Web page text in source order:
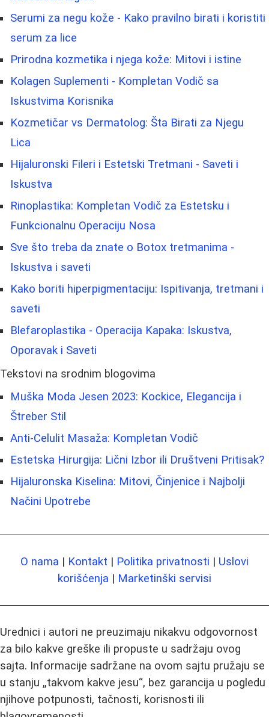
Serumi za negu kože - Kako pravilno birati i koristiti
serum za lice
Prirodna kozmetika i njega kože: Mitovi i istine
Kolagen Suplementi - Kompletan Vodič sa
Iskustvima Korisnika
Kozmetičar vs Dermatolog: Šta Birati za Njegu
Lica
Hijaluronski Fileri i Estetski Tretmani - Saveti i
Iskustva
Rinoplastika: Kompletan Vodič za Estetsku i
Funkcionalnu Operaciju Nosa
Sve što treba da znate o Botox tretmanima -
Iskustva i saveti
Kako boriti hiperpigmentaciju: Ispitivanja, tretmani i
saveti
Blefaroplastika - Operacija Kapaka: Iskustva,
Oporavak i Saveti
Tekstovi na srodnim blogovima
Muška Moda Jesen 2023: Kockice, Elegancija i
Štreber Stil
Anti-Celulit Masaža: Kompletan Vodič
Estetska Hirurgija: Lični Izbor ili Društveni Pritisak?
Hijaluronska Kiselina: Mitovi, Činjenice i Najbolji
Načini Upotrebe
O nama | Kontakt | Politika privatnosti | Uslovi
korišćenja | Marketinški servisi
Urednici i autori ne preuzimaju nikakvu odgovornost
za bilo kakve greške ili propuste u sadržaju ovog
sajta. Informacije sadržane na ovom sajtu pružaju se
u stanju „takvom kakve jesu“, bez garancija u pogledu
njihove potpunosti, tačnosti, korisnosti ili